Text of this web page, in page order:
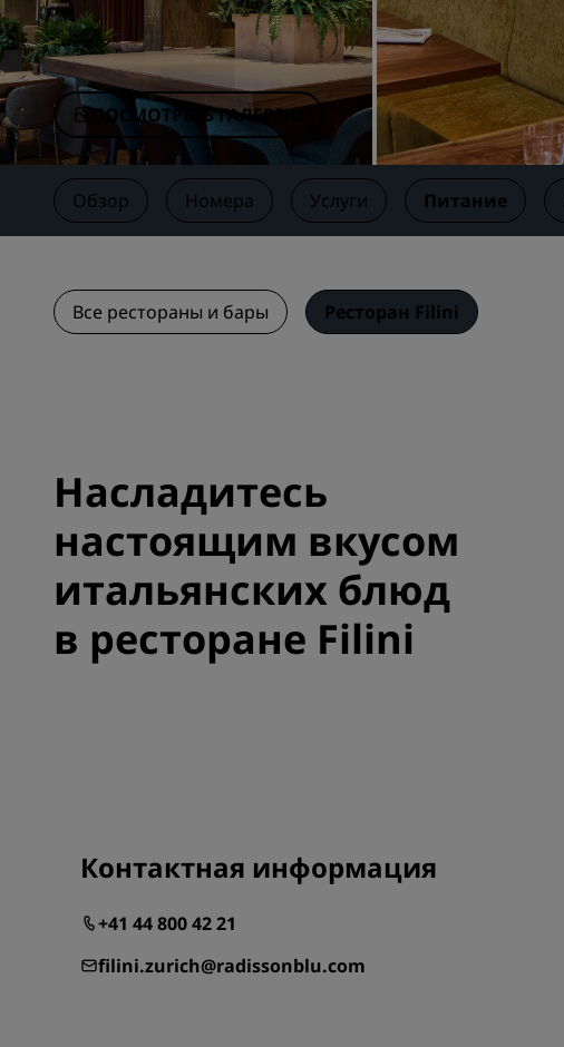
ПОСМОТРЕТЬ ГАЛЕРЕЮ
Обзор Номера Услуги Питание
Все рестораны и бары Ресторан Filini
Насладитесь
настоящим вкусом
итальянских блюд
в ресторане Filini
Контактная информация
+41 44 800 42 21
filini.zurich@radissonblu.com